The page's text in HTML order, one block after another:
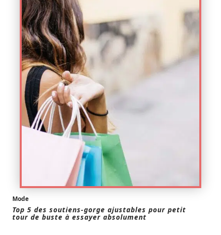
Mode
Top 5 des soutiens-gorge ajustables pour petit
tour de buste à essayer absolument